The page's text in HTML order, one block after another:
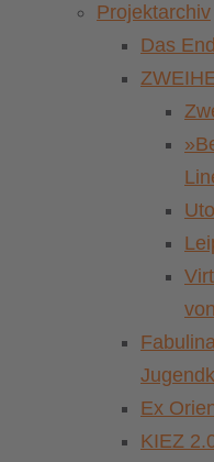
Projektarchiv
Das
Ex
KIEZ